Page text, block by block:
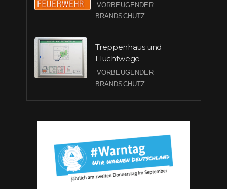
VORBEUGENDER
BRANDSCHUTZ
Treppenhaus und
Fluchtwege
VORBEUGENDER
BRANDSCHUTZ